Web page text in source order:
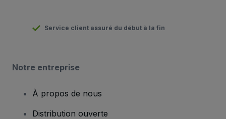
Service client assuré du début à la fin
Notre entreprise
À propos de nous
Distribution ouverte